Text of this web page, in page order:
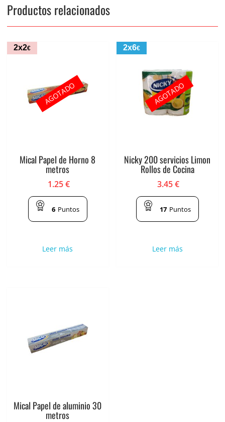
Productos relacionados
2x2€
Mical Papel de Horno 8
metros
1.25€
6 Puntos
Leer más
AGOTADO
2x6€
Nicky 200 servicios Limon
Rollos de Cocina
3.45€
17 Puntos
Leer más
AGOTADO
Mical Papel de aluminio 30
metros